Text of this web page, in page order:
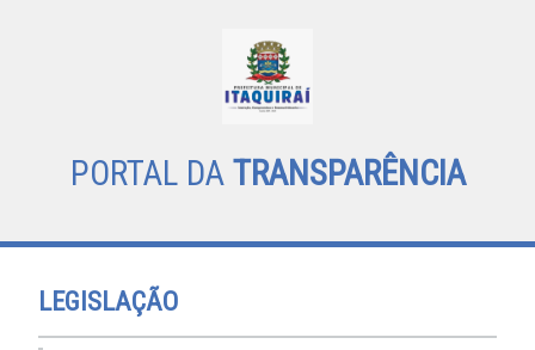
PORTAL DA TRANSPARÊNCIA
LEGISLAÇÃO